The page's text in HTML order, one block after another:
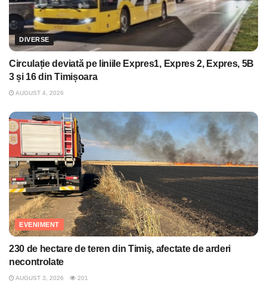
DIVERSE
Circulație deviată pe liniile Expres1, Expres 2, Expres, 5B
3 și 16 din Timișoara
AUGUST 4, 2026
EVENIMENT
230 de hectare de teren din Timiş, afectate de arderi
necontrolate
AUGUST 3, 2026 201